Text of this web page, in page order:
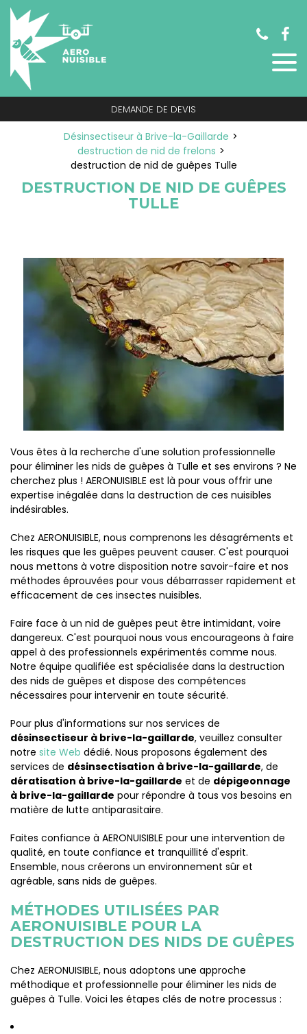
DEMANDE DE DEVIS
Désinsectiseur à Brive-la-Gaillarde
destruction de nid de frelons
destruction de nid de guêpes Tulle
DESTRUCTION DE NID DE GUÊPES
TULLE
Vous êtes à la recherche d'une solution professionnelle
pour éliminer les nids de guêpes à Tulle et ses environs ? Ne
cherchez plus ! AERONUISIBLE est là pour vous offrir une
expertise inégalée dans la destruction de ces nuisibles
indésirables.
Chez AERONUISIBLE, nous comprenons les désagréments et
les risques que les guêpes peuvent causer. C'est pourquoi
nous mettons à votre disposition notre savoir-faire et nos
méthodes éprouvées pour vous débarrasser rapidement et
efficacement de ces insectes nuisibles.
Faire face à un nid de guêpes peut être intimidant, voire
dangereux. C'est pourquoi nous vous encourageons à faire
appel à des professionnels expérimentés comme nous.
Notre équipe qualifiée est spécialisée dans la destruction
des nids de guêpes et dispose des compétences
nécessaires pour intervenir en toute sécurité.
Pour plus d'informations sur nos services de
désinsectiseur à brive-la-gaillarde, veuillez consulter
notre site Web dédié. Nous proposons également des
services de désinsectisation à brive-la-gaillarde, de
dératisation à brive-la-gaillarde et de dépigeonnage
à brive-la-gaillarde pour répondre à tous vos besoins en
matière de lutte antiparasitaire.
Faites confiance à AERONUISIBLE pour une intervention de
qualité, en toute confiance et tranquillité d'esprit.
Ensemble, nous créerons un environnement sûr et
agréable, sans nids de guêpes.
MÉTHODES UTILISÉES PAR
AERONUISIBLE POUR LA
DESTRUCTION DES NIDS DE GUÊPES
Chez AERONUISIBLE, nous adoptons une approche
méthodique et professionnelle pour éliminer les nids de
guêpes à Tulle. Voici les étapes clés de notre processus :
Panneau de gestion des cookies